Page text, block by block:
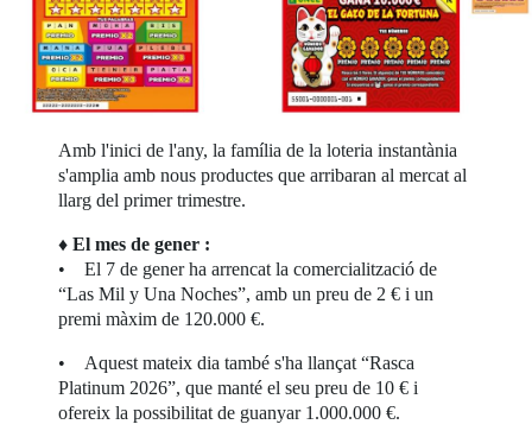
Amb l'inici de l'any, la família de la loteria instantània
s'amplia amb nous productes que arribaran al mercat al
llarg del primer trimestre.
♦El mes de gener :
• El 7 de gener ha arrencat la comercialització de
“Las Mil y Una Noches”, amb un preu de 2 € i un
premi màxim de 120.000 €.
• Aquest mateix dia també s'ha llançat “Rasca
Platinum 2026”, que manté el seu preu de 10 € i
ofereix la possibilitat de guanyar 1.000.000 €.